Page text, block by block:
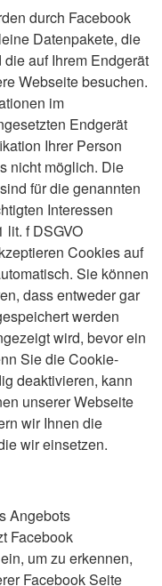
durch Facebook
Datenpakete, die
auf Ihrem Endgerät
Webseite besuchen.
im
Endgerät
Ihrer Person
nicht möglich. Die
für die genannten
Interessen
lit. f DSGVO
Cookies auf
Sie können
dass entweder gar
werden
wird, bevor ein
Sie die Cookie-
deaktivieren, kann
unserer Webseite
wir Ihnen die
wir einsetzen.
Angebots
Facebook
um zu erkennen,
Facebook Seite